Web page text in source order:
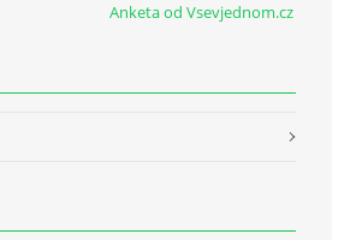
Anketa od Vsevjednom.cz